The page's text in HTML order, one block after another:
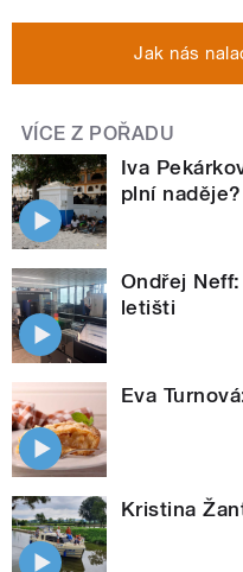
Jak nás
VÍCE Z POŘADU
Iva
plní naděje?
Ondřej
letišti
Eva
Kristina